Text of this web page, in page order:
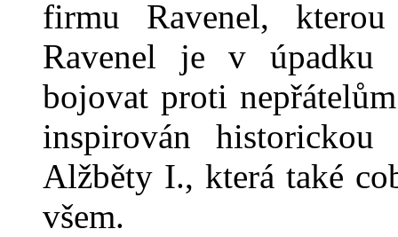
firmu Ravenel,
Ravenel je v úpadku
bojovat proti
inspirován
Alžběty I., která také
všem.